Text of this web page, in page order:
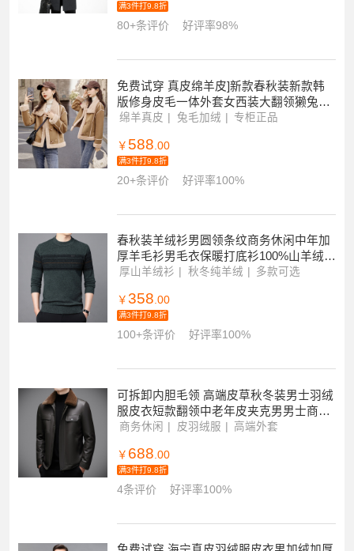
满3件打9.8折
80+条评价 好评率98%
免费试穿 真皮绵羊皮]新款春秋装新款韩
版修身皮毛一体外套女西装大翻领獭兔毛
时尚女装真皮皮衣女短款小香风外套女潮
绵羊真皮 兔毛加绒 专柜正品
￥ 588 .00
满3件打9.8折
20+条评价 好评率100%
春秋装羊绒衫男圆领条纹商务休闲中年加
厚羊毛衫男毛衣保暖打底衫100%山羊绒针
织衫男国货男士毛衣中老年针织打底衫
厚山羊绒衫 秋冬纯羊绒 多款可选
￥ 358.00
满3件打9.8折
100+条评价 好评率100%
可拆卸内胆毛领 高端皮草秋冬装男士羽绒
服皮衣短款翻领中老年皮夹克男男士商务
大码真皮外套爸爸装
商务休闲 皮羽绒服 高端外套
￥ 688 .00
满3件打9.8折
4条评价 好评率100%